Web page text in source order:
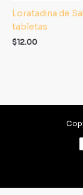
Loratadina de
tabletas
$12.00